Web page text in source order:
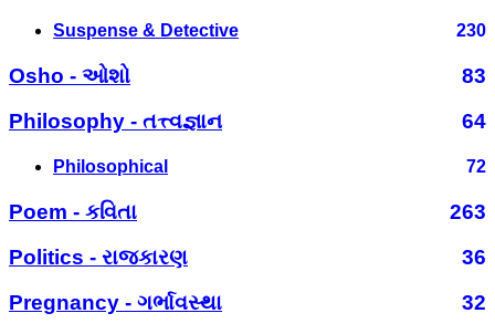
Suspense & Detective 230
Osho - ઓશો
83
Philosophy - તત્ત્વજ્ઞાન
64
Philosophical 72
Poem - કવિતા
263
Politics - રાજકારણ
36
Pregnancy - ગર્ભાવસ્થા
32